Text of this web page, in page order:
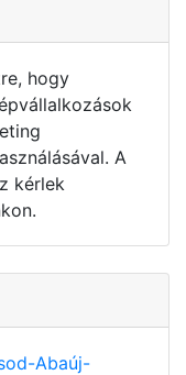
hogy
A
kérlek
Abaúj-